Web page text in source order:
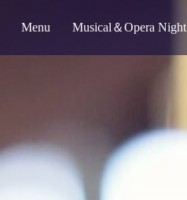
Menu Musical＆Opera Night